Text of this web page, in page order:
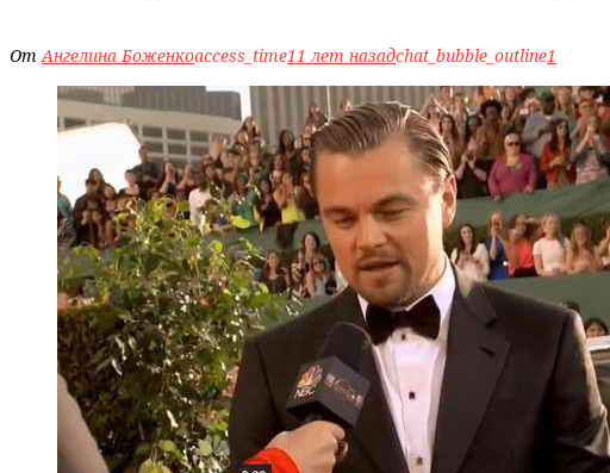
ОтАнгелина Боженкоaccess_time11 лет назадchat_bubble_outline1